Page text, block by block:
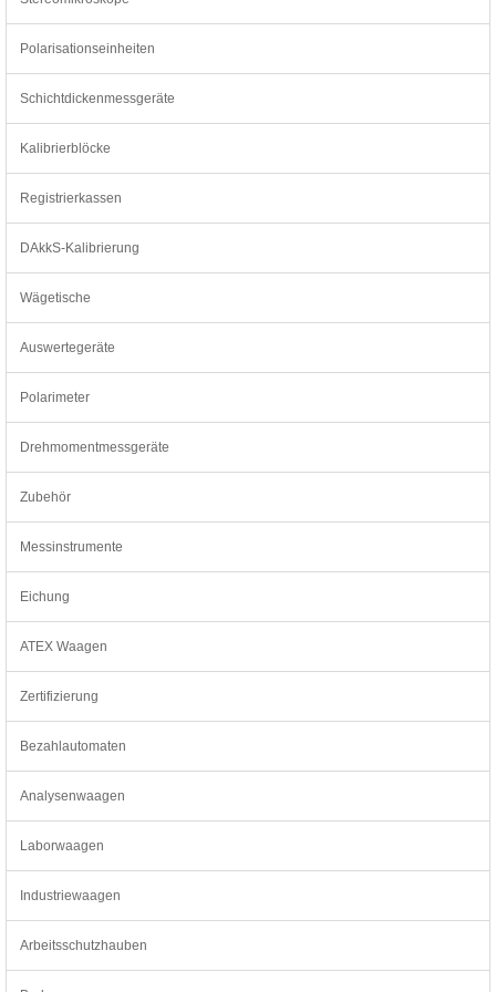
Polarisationseinheiten
Schichtdickenmessgeräte
Kalibrierblöcke
Registrierkassen
DAkkS-Kalibrierung
Wägetische
Auswertegeräte
Polarimeter
Drehmomentmessgeräte
Zubehör
Messinstrumente
Eichung
ATEX Waagen
Zertifizierung
Bezahlautomaten
Analysenwaagen
Laborwaagen
Industriewaagen
Arbeitsschutzhauben